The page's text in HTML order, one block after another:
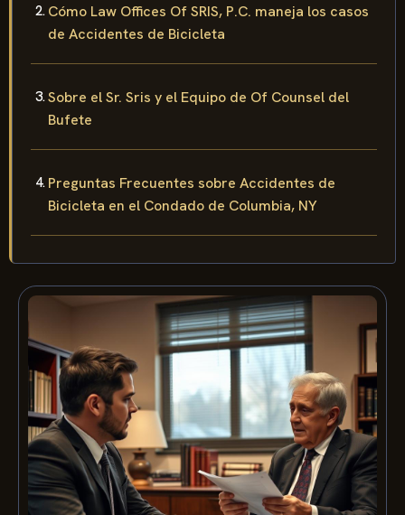
Cómo Law Offices Of SRIS, P.C. maneja los casos
de Accidentes de Bicicleta
Sobre el Sr. Sris y el Equipo de Of Counsel del
Bufete
Preguntas Frecuentes sobre Accidentes de
Bicicleta en el Condado de Columbia, NY